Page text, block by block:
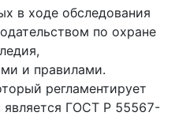
в ходе обследования
по охране
и правилами.
регламентирует
является ГОСТ Р 55567-